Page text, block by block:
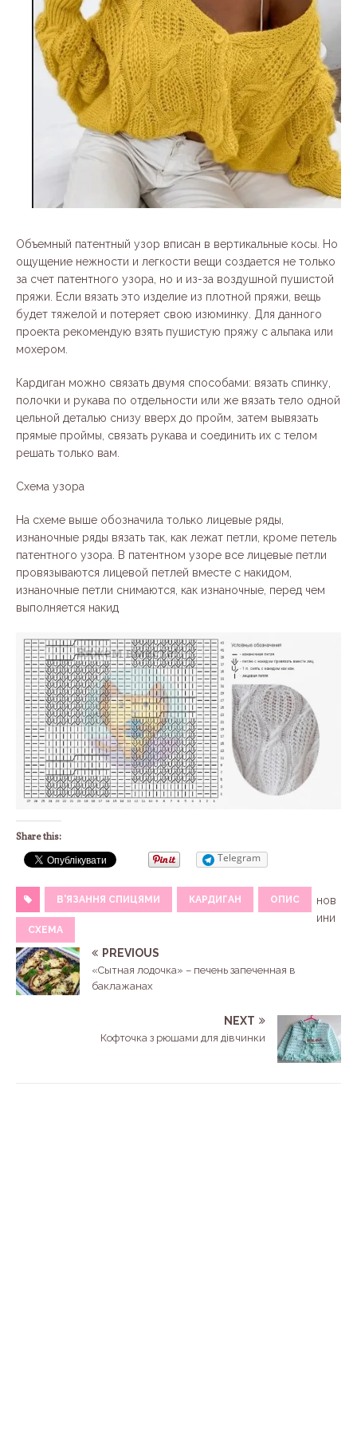
Объемный патентный узор вписан в вертикальные косы. Но
ощущение нежности и легкости вещи создается не только
за счет патентного узора, но и из-за воздушной пушистой
пряжи. Если вязать это изделие из плотной пряжи, вещь
будет тяжелой и потеряет свою изюминку. Для данного
проекта рекомендую взять пушистую пряжу с альпака или
мохером.
Кардиган можно связать двумя способами: вязать спинку,
полочки и рукава по отдельности или же вязать тело одной
цельной деталью снизу вверх до пройм, затем вывязать
прямые проймы, связать рукава и соединить их с телом
решать только вам.
Схема узора
На схеме выше обозначила только лицевые ряды,
изнаночные ряды вязать так, как лежат петли, кроме петель
патентного узора. В патентном узоре все лицевые петли
провязываются лицевой петлей вместе с накидом,
изнаночные петли снимаются, как изнаночные, перед чем
выполняется накид
Share this:
Telegram
В'ЯЗАННЯ СПИЦЯМИ КАРДИГАН ОПИС
СХЕМА
нов
ини
PREVIOUS
«Сытная лодочка» – печень запеченная в
баклажанах
NEXT
Кофточка з рюшами для дівчинки